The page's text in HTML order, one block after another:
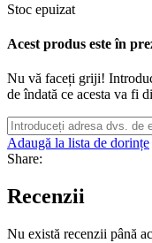
Stoc epuizat
Acest produs este în
Nu vă faceți griji!
de îndată ce acesta va fi
Adaugă la lista de dorințe
Share:
Recenzii
Nu există recenzii până